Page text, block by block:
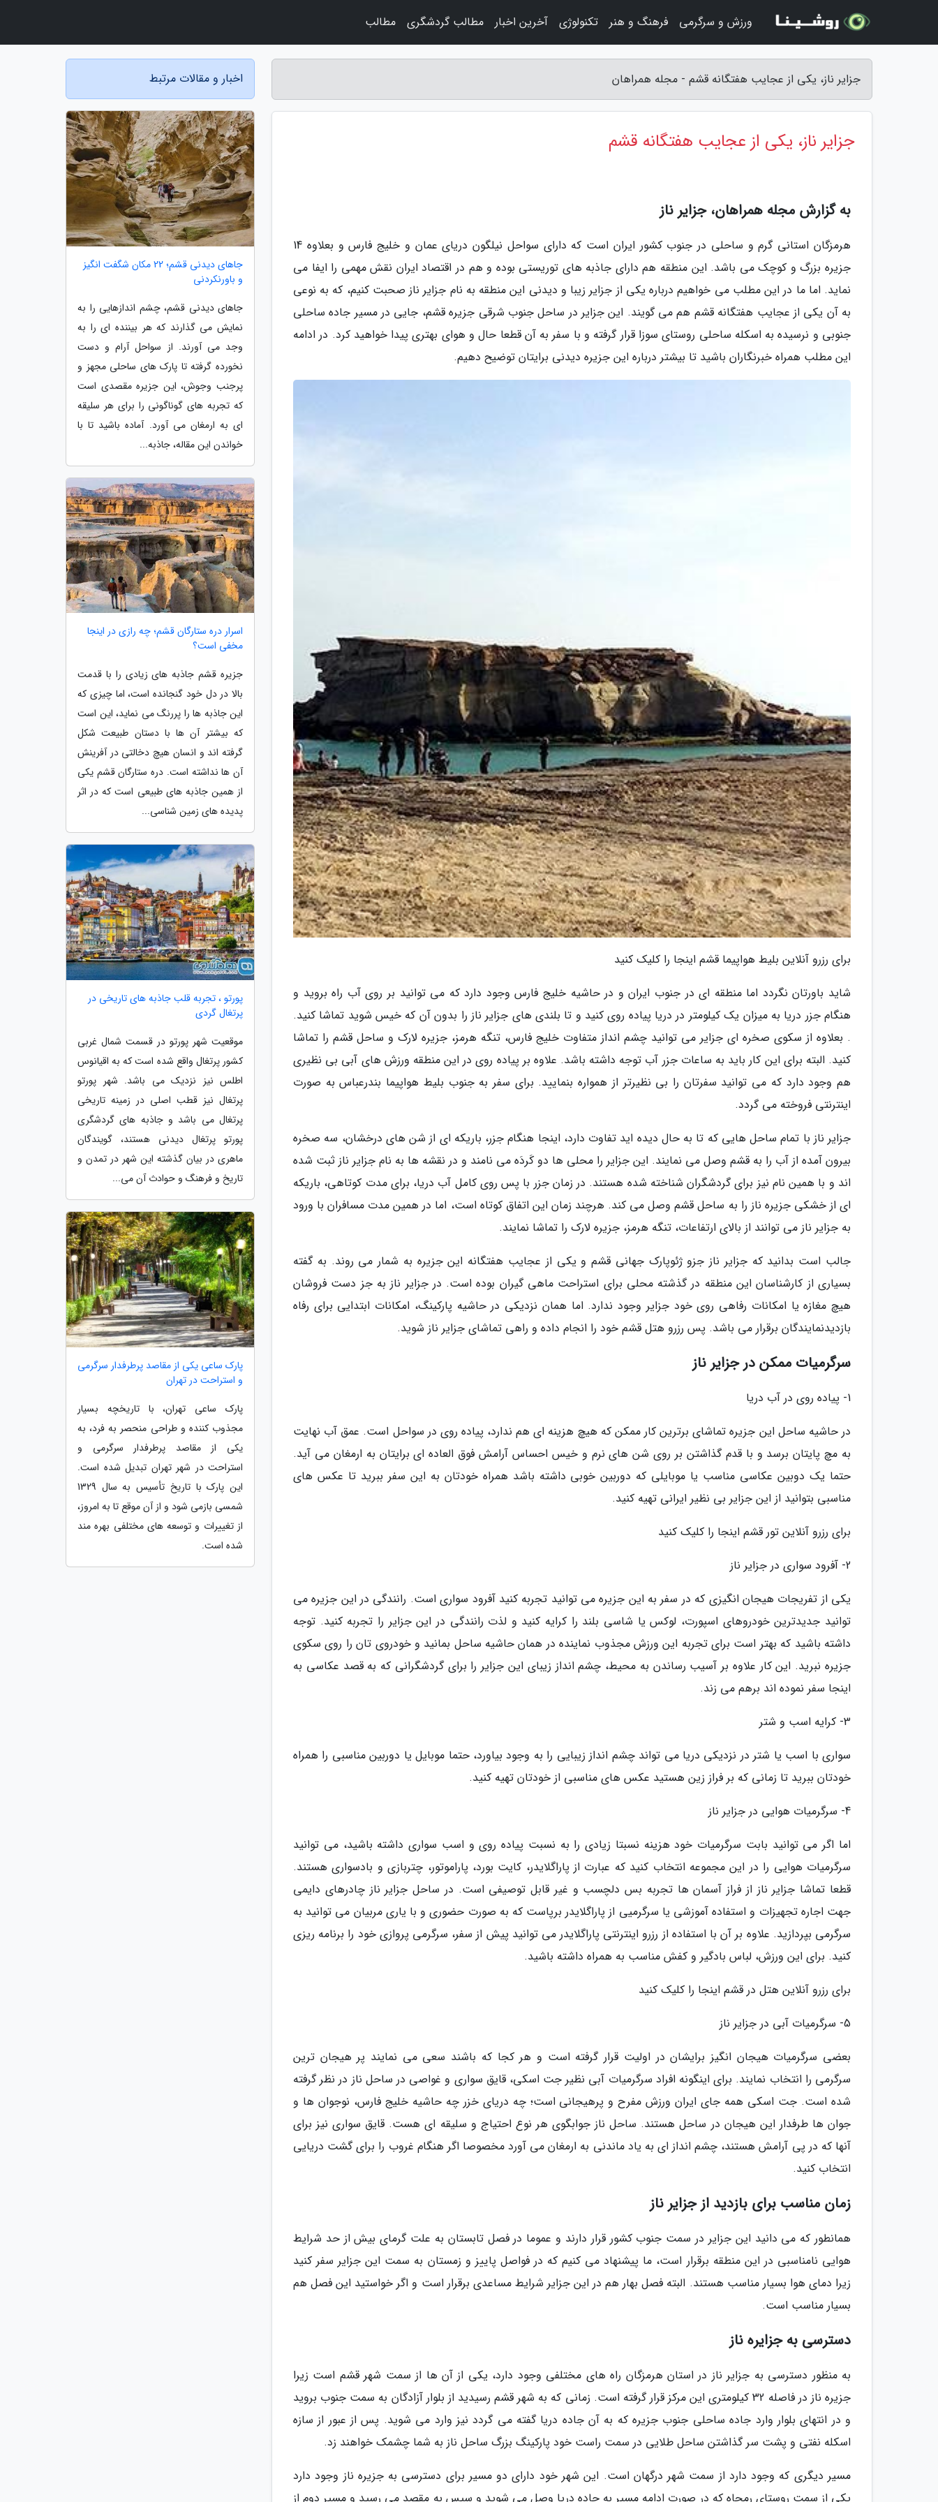
جزایر ناز، یکی از عجایب هفتگانه قشم - مجله همراهان
جزایر ناز، یکی از عجایب هفتگانه قشم
به گزارش مجله همراهان، جزایر ناز
هرمزگان استانی گرم و ساحلی در جنوب کشور ایران است که دارای سواحل نیلگون دریای عمان و خلیج فارس و بعلاوه 14
جزیره بزرگ و کوچک می باشد. این منطقه هم دارای جاذبه های توریستی بوده و هم در اقتصاد ایران نقش مهمی را ایفا می
نماید. اما ما در این مطلب می خواهیم درباره یکی از جزایر زیبا و دیدنی این منطقه به نام جزایر ناز صحبت کنیم، که به نوعی
به آن یکی از عجایب هفتگانه قشم هم می گویند. این جزایر در ساحل جنوب شرقی جزیره قشم، جایی در مسیر جاده ساحلی
جنوبی و نرسیده به اسکله ساحلی روستای سوزا قرار گرفته و با سفر به آن قطعا حال و هوای بهتری پیدا خواهید کرد. در ادامه
این مطلب همراه خبرنگاران باشید تا بیشتر درباره این جزیره دیدنی برایتان توضیح دهیم.
برای رزرو آنلاین بلیط هواپیما قشم اینجا را کلیک کنید
شاید باورتان نگردد اما منطقه ای در جنوب ایران و در حاشیه خلیج فارس وجود دارد که می توانید بر روی آب راه بروید و
هنگام جزر دریا به میزان یک کیلومتر در دریا پیاده روی کنید و تا بلندی های جزایر ناز را بدون آن که خیس شوید تماشا کنید.
. بعلاوه از سکوی صخره ای جزایر می توانید چشم انداز متفاوت خلیج فارس، تنگه هرمز، جزیره لارک و ساحل قشم را تماشا
کنید. البته برای این کار باید به ساعات جزر آب توجه داشته باشد. علاوه بر پیاده روی در این منطقه ورزش های آبی بی نظیری
هم وجود دارد که می توانید سفرتان را بی نظیرتر از همواره بنمایید. برای سفر به جنوب بلیط هواپیما بندرعباس به صورت
اینترنتی فروخته می گردد.
جزایر ناز با تمام ساحل هایی که تا به حال دیده اید تفاوت دارد، اینجا هنگام جزر، باریکه ای از شن های درخشان، سه صخره
بیرون آمده از آب را به قشم وصل می نمایند. این جزایر را محلی ها دو کَردَه می نامند و در نقشه ها به نام جزایر ناز ثبت شده
اند و با همین نام نیز برای گردشگران شناخته شده هستند. در زمان جزر با پس روى کامل آب دریا، براى مدت کوتاهى، باریکه
اى از خشکى جزیره ناز را به ساحل قشم وصل مى کند. هرچند زمان این اتفاق کوتاه است، اما در همین مدت مسافران با ورود
به جزایر ناز می توانند از بالای ارتفاعات، تنگه هرمز، جزیره لارک را تماشا نمایند.
جالب است بدانید که جزایر ناز جزو ژئوپارک جهانی قشم و یکی از عجایب هفتگانه این جزیره به شمار می روند. به گفته
بسیاری از کارشناسان این منطقه در گذشته محلی برای استراحت ماهی گیران بوده است. در جزایر ناز به جز دست فروشان
هیچ مغازه یا امکانات رفاهی روی خود جزایر وجود ندارد. اما همان نزدیکی در حاشیه پارکینگ، امکانات ابتدایی برای رفاه
بازدیدنمایندگان برقرار می باشد. پس رزرو هتل قشم خود را انجام داده و راهی تماشای جزایر ناز شوید.
سرگرمیات ممکن در جزایر ناز
1- پیاده روی در آب دریا
در حاشیه ساحل این جزیره تماشای برترین کار ممکن که هیچ هزینه ای هم ندارد، پیاده روی در سواحل است. عمق آب نهایت
به مچ پایتان برسد و با قدم گذاشتن بر روی شن های نرم و خیس احساس آرامش فوق العاده ای برایتان به ارمغان می آید.
حتما یک دوبین عکاسی مناسب یا موبایلی که دوربین خوبی داشته باشد همراه خودتان به این سفر ببرید تا عکس های
مناسبی بتوانید از این جزایر بی نظیر ایرانی تهیه کنید.
برای رزرو آنلاین تور قشم اینجا را کلیک کنید
2- آفرود سواری در جزایر ناز
یکی از تفریجات هیجان انگیزی که در سفر به این جزیره می توانید تجربه کنید آفرود سواری است. رانندگی در این جزیره می
توانید جدیدترین خودروهای اسپورت، لوکس یا شاسی بلند را کرایه کنید و لذت رانندگی در این جزایر را تجربه کنید. توجه
داشته باشید که بهتر است برای تجربه این ورزش مجذوب نماینده در همان حاشیه ساحل بمانید و خودروی تان را روی سکوی
جزیره نبرید. این کار علاوه بر آسیب رساندن به محیط، چشم انداز زیبای این جزایر را برای گردشگرانی که به قصد عکاسی به
اینجا سفر نموده اند برهم می زند.
3- کرایه اسب و شتر
سواری با اسب یا شتر در نزدیکی دریا می تواند چشم انداز زیبایی را به وجود بیاورد، حتما موبایل یا دوربین مناسبی را همراه
خودتان ببرید تا زمانی که بر فراز زین هستید عکس های مناسبی از خودتان تهیه کنید.
4- سرگرمیات هوایی در جزایر ناز
اما اگر می توانید بابت سرگرمیات خود هزینه نسبتا زیادی را به نسبت پیاده روی و اسب سواری داشته باشید، می توانید
سرگرمیات هوایی را در این مجموعه انتخاب کنید که عبارت از پاراگلایدر، کایت بورد، پاراموتور، چتربازی و بادسواری هستند.
قطعا تماشا جزایر ناز از فراز آسمان ها تجربه بس دلچسب و غیر قابل توصیفی است. در ساحل جزایر ناز چادرهای دایمی
جهت اجاره تجهیزات و استفاده آموزشی یا سرگرمیی از پاراگلایدر برپاست که به صورت حضوری و با یاری مربیان می توانید به
سرگرمی بپردازید. علاوه بر آن با استفاده از رزرو اینترنتی پاراگلایدر می توانید پیش از سفر، سرگرمی پروازی خود را برنامه ریزی
کنید. برای این ورزش، لباس بادگیر و کفش مناسب به همراه داشته باشید.
برای رزرو آنلاین هتل در قشم اینجا را کلیک کنید
5- سرگرمیات آبی در جزایر ناز
بعضی سرگرمیات هیجان انگیز برایشان در اولیت قرار گرفته است و هر کجا که باشند سعی می نمایند پر هیجان ترین
سرگرمی را انتخاب نمایند. برای اینگونه افراد سرگرمیات آبی نظیر جت اسکی، قایق سواری و غواصی در ساحل ناز در نظر گرفته
شده است. جت اسکی همه جای ایران ورزش مفرح و پرهیجانی است؛ چه دریای خزر چه حاشیه خلیج فارس، نوجوان ها و
جوان ها طرفدار این هیجان در ساحل هستند. ساحل ناز جوابگوی هر نوع احتیاج و سلیقه ای هست. قایق سواری نیز برای
آنها که در پی آرامش هستند، چشم انداز ای به یاد ماندنی به ارمغان می آورد مخصوصا اگر هنگام غروب را برای گشت دریایی
انتخاب کنید.
زمان مناسب برای بازدید از جزایر ناز
همانطور که می دانید این جزایر در سمت جنوب کشور قرار دارند و عموما در فصل تابستان به علت گرمای بیش از حد شرایط
هوایی نامناسبی در این منطقه برقرار است، ما پیشنهاد می کنیم که در فواصل پاییز و زمستان به سمت این جزایر سفر کنید
زیرا دمای هوا بسیار مناسب هستند. البته فصل بهار هم در این جزایر شرایط مساعدی برقرار است و اگر خواستید این فصل هم
بسیار مناسب است.
دسترسی به جزایره ناز
به منظور دسترسی به جزایر ناز در استان هرمزگان راه های مختلفی وجود دارد، یکی از آن ها از سمت شهر قشم است زیرا
جزیره ناز در فاصله 32 کیلومتری این مرکز قرار گرفته است. زمانی که به شهر قشم رسیدید از بلوار آزادگان به سمت جنوب بروید
و در انتهای بلوار وارد جاده ساحلی جنوب جزیره که به آن جاده دریا گفته می گردد نیز وارد می شوید. پس از عبور از سازه
اسکله نفتی و پشت سر گذاشتن ساحل طلایی در سمت راست خود پارکینگ بزرگ ساحل ناز به شما چشمک خواهند زد.
مسیر دیگری که وجود دارد از سمت شهر درگهان است. این شهر خود دارای دو مسیر برای دسترسی به جزیره ناز وجود دارد
یکی از سمت روستای رمچاه که در صورت ادامه مسیر به جاده دریا وصل می شوید و سپس به مقصد می رسید و مسیر دوم از
اخبار و مقالات مرتبط
جاهای دیدنی قشم؛ 22 مکان شگفت انگیز
و باورنکردنی
جاهای دیدنی قشم، چشم اندازهایی را به
نمایش می گذارند که هر بیننده ای را به
وجد می آورند. از سواحل آرام و دست
نخورده گرفته تا پارک های ساحلی مجهز و
پرجنب وجوش، این جزیره مقصدی است
که تجربه های گوناگونی را برای هر سلیقه
ای به ارمغان می آورد. آماده باشید تا با
خواندن این مقاله، جاذبه...
اسرار دره ستارگان قشم؛ چه رازی در اینجا
مخفی است؟
جزیره قشم جاذبه های زیادی را با قدمت
بالا در دل خود گنجانده است، اما چیزی که
این جاذبه ها را پررنگ می نماید، این است
که بیشتر آن ها با دستان طبیعت شکل
گرفته اند و انسان هیچ دخالتی در آفرینش
آن ها نداشته است. دره ستارگان قشم یکی
از همین جاذبه های طبیعی است که در اثر
پدیده های زمین شناسی...
پورتو ، تجربه قلب جاذبه های تاریخی در
پرتغال گردی
موقعیت شهر پورتو در قسمت شمال غربی
کشور پرتغال واقع شده است که به اقیانوس
اطلس نیز نزدیک می باشد. شهر پورتو
پرتغال نیز قطب اصلی در زمینه تاریخی
پرتغال می باشد و جاذبه های گردشگری
پورتو پرتغال دیدنی هستند، گویندگان
ماهری در بیان گذشته این شهر در تمدن و
تاریخ و فرهنگ و حوادث آن می...
پارک ساعی یکی از مقاصد پرطرفدار سرگرمی
و استراحت در تهران
پارک ساعی تهران، با تاریخچه بسیار
مجذوب کننده و طراحی منحصر به فرد، به
یکی از مقاصد پرطرفدار سرگرمی و
استراحت در شهر تهران تبدیل شده است.
این پارک با تاریخ تأسیس به سال 1329
شمسی بازمی شود و از آن موقع تا به امروز،
از تغییرات و توسعه های مختلفی بهره مند
شده است.
ورزش و سرگرمی فرهنگ و هنر تکنولوژی آخرین اخبار مطالب گردشگری مطالب